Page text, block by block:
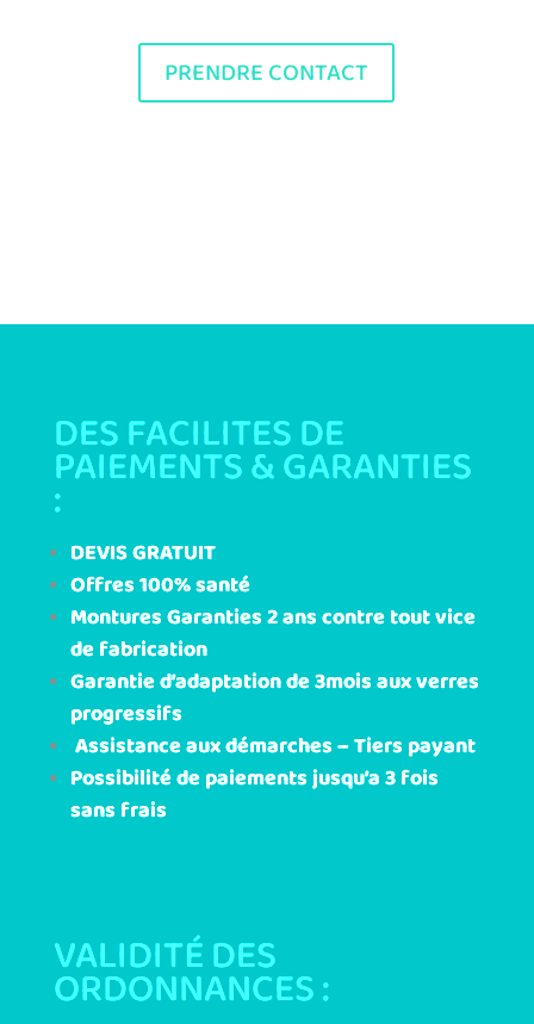
PRENDRE CONTACT
DES FACILITES DE
PAIEMENTS & GARANTIES
:
DEVIS GRATUIT
Offres 100% santé
Montures Garanties 2 ans contre tout vice
de fabrication
Garantie d’adaptation de 3mois aux verres
progressifs
Assistance aux démarches – Tiers payant
Possibilité de paiements jusqu’a 3 fois
sans frais
VALIDITÉ DES
ORDONNANCES :